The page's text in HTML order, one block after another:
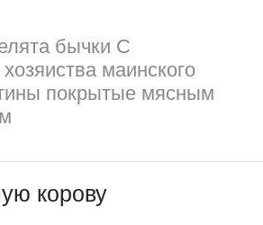
бычки С
маинского
покрытые мясным
корову